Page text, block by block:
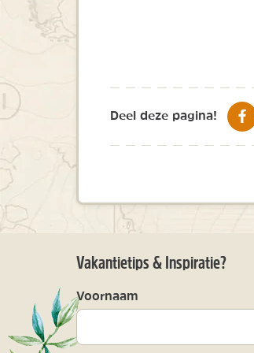
Deel deze pagina!
Vakantietips & Inspiratie?
Voornaam